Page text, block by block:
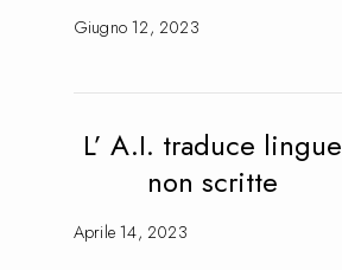
Giugno 12, 2023
L’ A.I. traduce lingue
non scritte
Aprile 14, 2023